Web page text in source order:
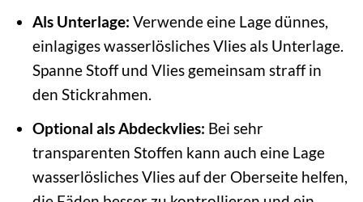
Als Unterlage: Verwende eine Lage dünnes,
einlagiges wasserlösliches Vlies als Unterlage.
Spanne Stoff und Vlies gemeinsam straff in
den Stickrahmen.
Optional als Abdeckvlies: Bei sehr
transparenten Stoffen kann auch eine Lage
wasserlösliches Vlies auf der Oberseite helfen,